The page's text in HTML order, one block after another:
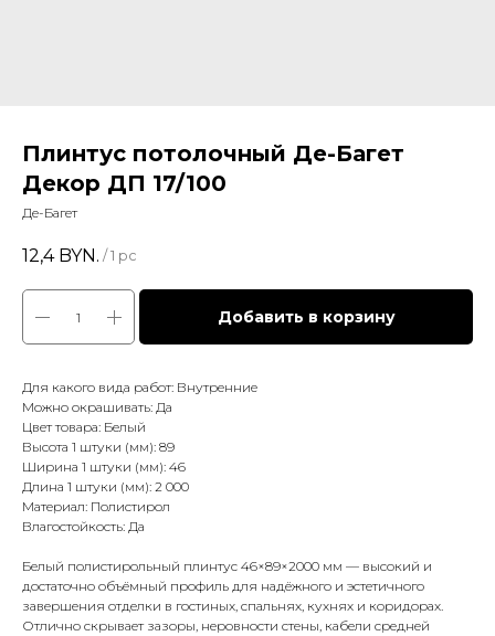
Плинтус потолочный Де-Багет
Декор ДП 17/100
Де-Багет
12,4 BYN. / 1 pc
Добавить в корзину
Для какого вида работ: Внутренние
Можно окрашивать: Да
Цвет товара: Белый
Высота 1 штуки (мм): 89
Ширина 1 штуки (мм): 46
Длина 1 штуки (мм): 2 000
Материал: Полистирол
Влагостойкость: Да
Белый полистирольный плинтус 46×89×2000 мм — высокий и
достаточно объёмный профиль для надёжного и эстетичного
завершения отделки в гостиных, спальнях, кухнях и коридорах.
Отлично скрывает зазоры, неровности стены, кабели средней